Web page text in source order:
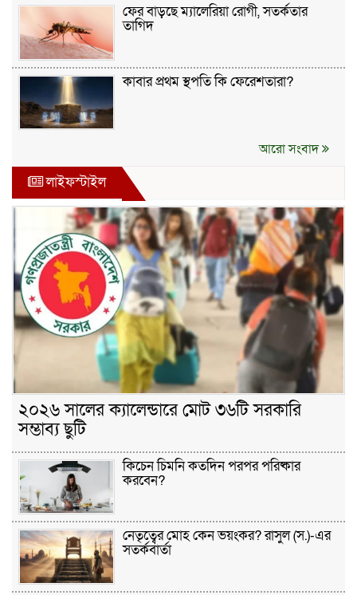
ফের বাড়ছে ম্যালেরিয়া রোগী, সতর্কতার
তাগিদ
কাবার প্রথম স্থপতি কি ফেরেশতারা?
আরো সংবাদ
লাইফস্টাইল
২০২৬ সালের ক্যালেন্ডারে মোট ৩৬টি সরকারি
সম্ভাব্য ছুটি
কিচেন চিমনি কতদিন পরপর পরিষ্কার
করবেন?
নেতৃত্বের মোহ কেন ভয়ংকর? রাসুল (স.)-এর
সতর্কবার্তা